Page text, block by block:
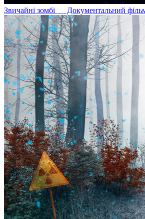
Звичайні зомбі Документальний